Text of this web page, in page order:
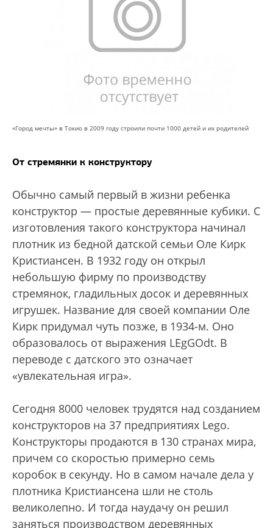
«Город мечты» в Токио в 2009 году строили почти 1000 детей и их родителей
От стремянки к конструктору
Обычно самый первый в жизни ребенка
конструктор — простые деревянные кубики. С
изготовления такого конструктора начинал
плотник из бедной датской семьи Оле Кирк
Кристиансен. В 1932 году он открыл
небольшую фирму по производству
стремянок, гладильных досок и деревянных
игрушек. Название для своей компании Оле
Кирк придумал чуть позже, в 1934-м. Оно
образовалось от выражения LEgGOdt. В
переводе с датского это означает
«увлекательная игра».
Сегодня 8000 человек трудятся над созданием
конструкторов на 37 предприятиях Lego.
Конструкторы продаются в 130 странах мира,
причем со скоростью примерно семь
коробок в секунду. Но в самом начале дела у
плотника Кристиансена шли не столь
великолепно. И тогда наудачу он решил
заняться производством деревянных